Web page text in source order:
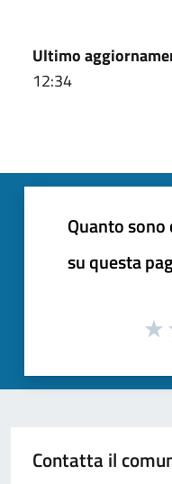
Ultimo
12:34
Quanto
su questa
Contatta il